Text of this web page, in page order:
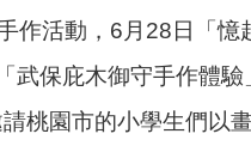
作活動，6月28日「
武保庇木御守手作體
桃園市的小學生們